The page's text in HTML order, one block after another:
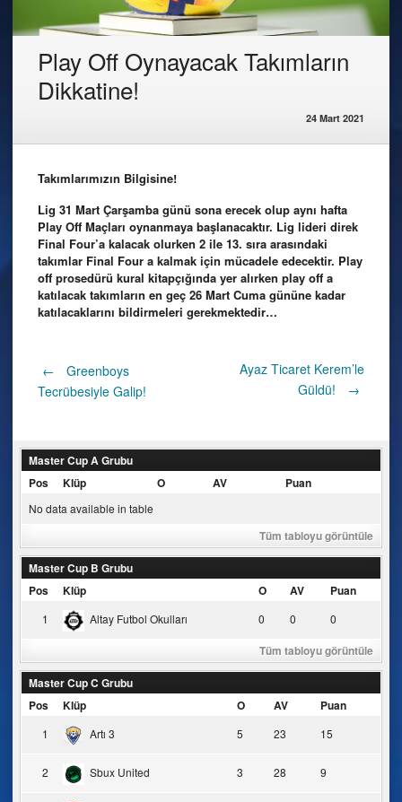
Play Off Oynayacak Takımların
Dikkatine!
24 Mart 2021
Takımlarımızın Bilgisine!
Lig 31 Mart Çarşamba günü sona erecek olup aynı hafta
Play Off Maçları oynanmaya başlanacaktır. Lig lideri direk
Final Four’a kalacak olurken 2 ile 13. sıra arasındaki
takımlar Final Four a kalmak için mücadele edecektir. Play
off prosedürü kural kitapçığında yer alırken play off a
katılacak takımların en geç 26 Mart Cuma gününe kadar
katılacaklarını bildirmeleri gerekmektedir…
Post
←
Greenboys
Tecrübesiyle Galip!
Ayaz Ticaret Kerem’le
Güldü!
→
Master Cup A Grubu
Pos
Klüp O AV Puan
No data available in table
Tüm tabloyu görüntüle
Master Cup B Grubu
Pos
Klüp O AV Puan
1 Altay Futbol Okulları 0 0 0
Tüm tabloyu görüntüle
Master Cup C Grubu
Pos
Klüp O AV Puan
1 Artı 3 5 23 15
2 Sbux United 3 28 9